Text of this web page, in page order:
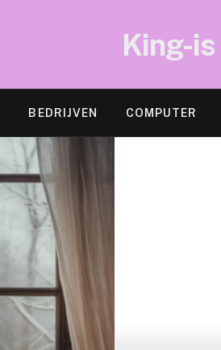
King-is
BEDRIJVEN COMPUTER